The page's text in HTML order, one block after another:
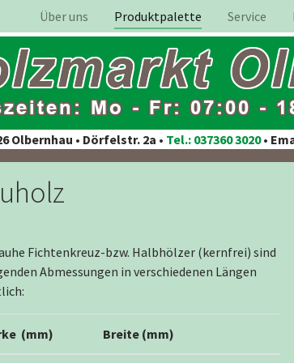
Über uns Produktpalette Service
Olbernhau • Dörfelstr. 2a • Tel.: 037360 3020•
Fichtenkreuz-bzw. Halbhölzer (kernfrei) sind
Abmessungen in verschiedenen Längen
(mm) Breite (mm)